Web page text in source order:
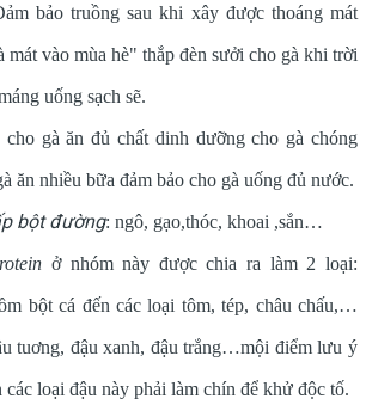
bảo truồng sau khi xây được thoáng mát
mát vào mùa hè" thắp đèn sưởi cho gà khi trời
uống sạch sẽ.
gà ăn đủ chất dinh dưỡng cho gà chóng
ăn nhiều bữa đảm bảo cho gà uống đủ nước.
bột đường: ngô, gạo,thóc, khoai ,sắn…
ở nhóm này được chia ra làm 2 loại:
bột cá đến các loại tôm, tép, châu chấu,…
tuơng, đậu xanh, đậu trắng…mội điểm lưu ý
loại đậu này phải làm chín để khử độc tố.